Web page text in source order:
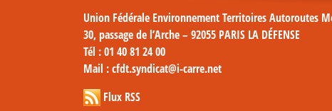
Union Fédérale Environnement Territoires Autoroutes
30, passage de l’Arche – 92055 PARIS LA DÉFENSE
Tél : 01 40 81 24 00
Mail : cfdt.syndicat@i-carre.net
Flux RSS